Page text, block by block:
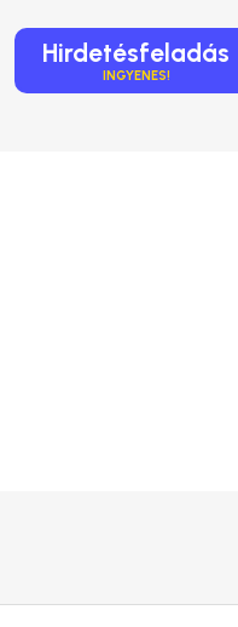
Hirdetésfeladás
INGYENES!